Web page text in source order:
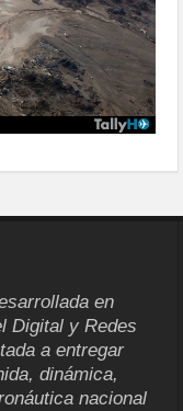
en
Digital y Redes
a entregar
dinámica,
nacional